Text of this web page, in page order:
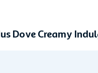
Dove Creamy